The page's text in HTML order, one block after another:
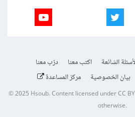
الشائعة اكتب معنا
درّب معنا
بيان الخصوصية مركز المساعدة
© 2025Hsoub.Content licensed underCC
otherwise.